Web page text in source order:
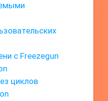
с Freezegun
циклов